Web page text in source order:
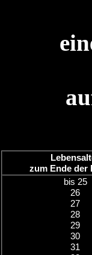
zum Ende der
bis 25
26
27
28
29
30
31